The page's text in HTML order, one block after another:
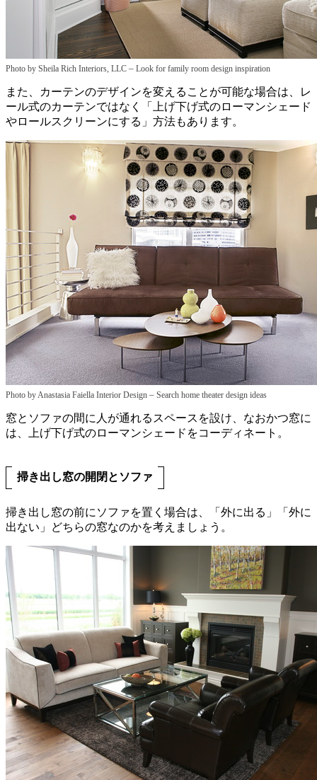
Photo by Sheila Rich Interiors, LLC – Look for family room design inspiration
また、カーテンのデザインを変えることが可能な場合は、レ
ール式のカーテンではなく「上げ下げ式のローマンシェード
やロールスクリーンにする」方法もあります。
Photo by Anastasia Faiella Interior Design – Search home theater design ideas
窓とソファの間に人が通れるスペースを設け、なおかつ窓に
は、上げ下げ式のローマンシェードをコーディネート。
掃き出し窓の開閉とソファ
掃き出し窓の前にソファを置く場合は、「外に出る」「外に
出ない」どちらの窓なのかを考えましょう。